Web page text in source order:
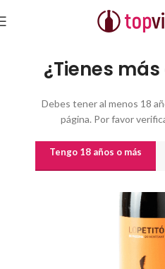
¿Tienes más
Debes tener al menos 18
página. Por favor
Tengo 18 años o más
Inicio Vinos por origen